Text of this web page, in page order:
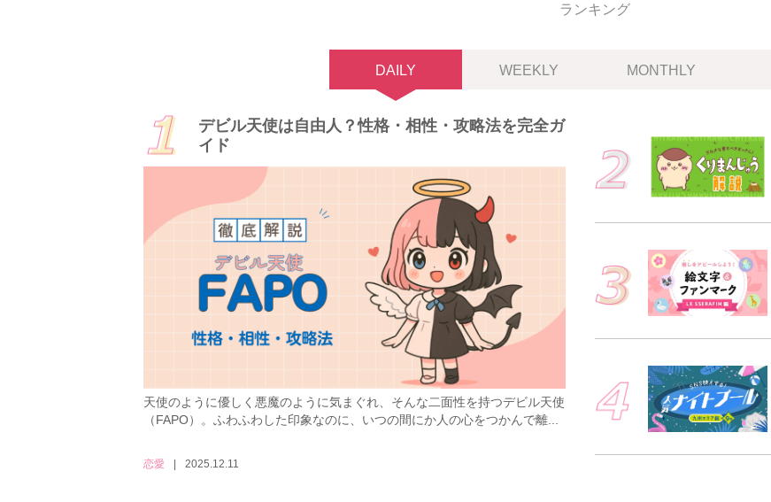
ランキング
DAILY WEEKLY MONTHLY
デビル天使は自由人？性格・相性・攻略法を完全ガ
イド
天使のように優しく悪魔のように気まぐれ、そんな二面性を持つデビル天使
（FAPO）。ふわふわした印象なのに、いつの間にか人の心をつかんで離...
恋愛 2025.12.11